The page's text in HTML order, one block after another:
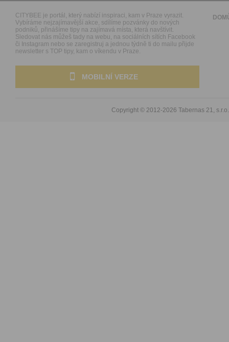
CITYBEE je portál, který nabízí inspiraci, kam v Praze vyrazit.
Vybíráme nejzajímavější akce, sdílíme pozvánky do nových
podniků, přinášíme tipy na zajímavá místa, která navštívit.
Sledovat nás můžeš tady na webu, na sociálních sítích Facebook
či Instagram nebo se zaregistruj a jednou týdně ti do mailu přijde
newsletter s TOP tipy, kam o víkendu v Praze.
MOBILNÍ VERZE
Copyright © 2012-2026 Tabernas 21, s.r.o.